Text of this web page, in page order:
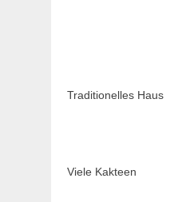
Traditionelles Haus
Viele Kakteen